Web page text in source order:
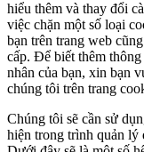
hiểu thêm và thay đổi
việc chặn một số loại
bạn trên trang web
cấp. Để biết thêm
nhân của bạn, xin bạn
chúng tôi trên trang
Chúng tôi sẽ cần sử
hiện trong trình quản lý